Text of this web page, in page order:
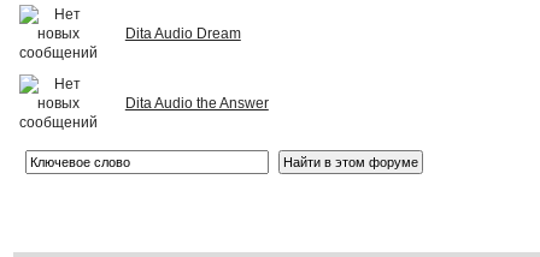
Dita Audio Dream
Dita Audio the Answer